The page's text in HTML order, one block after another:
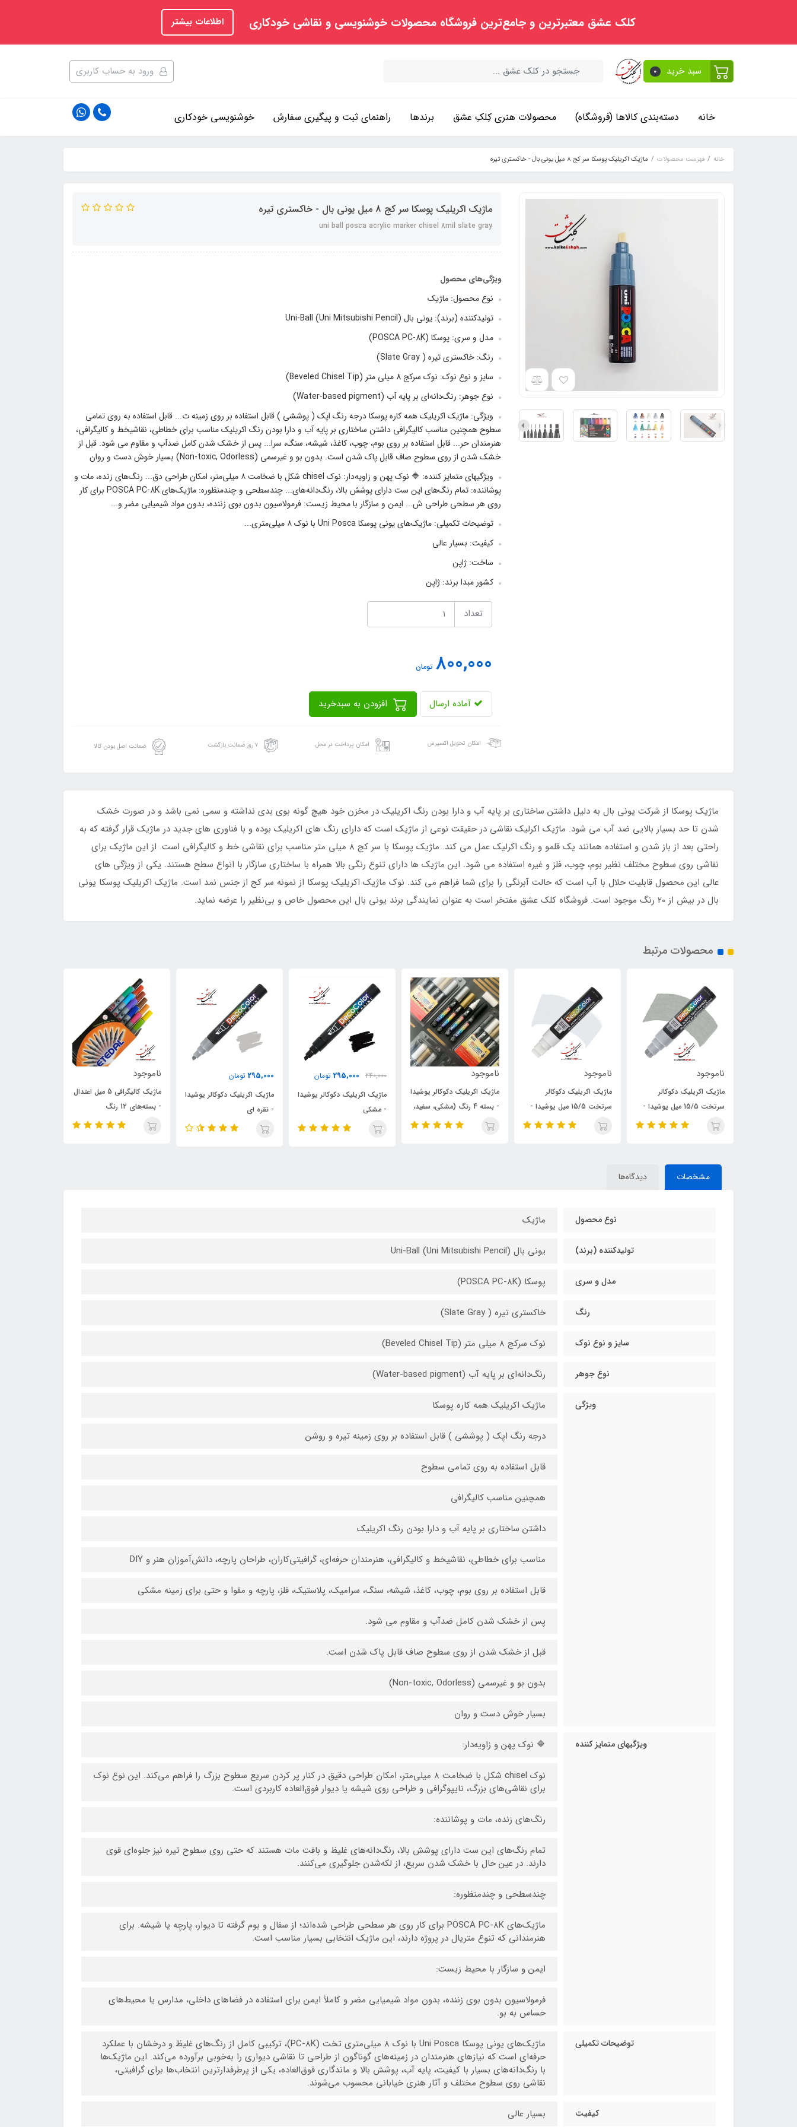
کلک عشق معتبرترین و جامع‌ترین فروشگاه محصولات خوشنویسی و نقاشی خودکاری اطلاعات بیشتر
سبد خرید 0 ورود به حساب کاربری
خانه دسته‌بندی کالاها (فروشگاه) محصولات هنری کِلکِ عشق برندها راهنمای ثبت و پیگیری سفارش خوشنویسی خودکاری
خانه فهرست محصولات ماژیک اکریلیک پوسکا سر کج 8 میل یونی بال - خاکستری تیره
ماژیک اکریلیک پوسکا سر کج 8 میل یونی بال - خاکستری تیره
uni ball posca acrylic marker chisel 8mil slate gray
ویژگی‌های محصول
نوع محصول: ماژیک
تولیدکننده (برند): یونی بال (Uni-Ball (Uni Mitsubishi Pencil
مدل و سری: پوسکا (POSCA PC-8K)
رنگ: خاکستری تیره ( Slate Gray)
سایز و نوع نوک: نوک سرکج 8 میلی متر (Beveled Chisel Tip)
نوع جوهر: رنگ‌دانه‌ای بر پایه آب (Water-based pigment)
ویژگی: ماژیک اکریلیک همه کاره پوسکا درجه رنگ اپک ( پوششی ) قابل استفاده بر روی زمینه ت... قابل استفاده به روی تمامی
سطوح همچنین مناسب کالیگرافی داشتن ساختاری بر پایه آب و دارا بودن رنگ اکریلیک مناسب برای خطاطی، نقاشیخط و کالیگرافی،
هنرمندان حر... قابل استفاده بر روی بوم، چوب، کاغذ، شیشه، سنگ، سرا... پس از خشک شدن کامل ضدآب و مقاوم می شود. قبل از
خشک شدن از روی سطوح صاف قابل پاک شدن است. بدون بو و غیرسمی (Non-toxic, Odorless) بسیار خوش دست و روان
ویژگیهای متمایز کننده: 🔷 نوک پهن و زاویه‌دار: نوک chisel شکل با ضخامت ۸ میلی‌متر، امکان طراحی دق... رنگ‌های زنده، مات و
پوشاننده: تمام رنگ‌های این ست دارای پوشش بالا، رنگ‌دانه‌های... چندسطحی و چندمنظوره: ماژیک‌های POSCA PC-8K برای کار
روی هر سطحی طراحی ش... ایمن و سازگار با محیط زیست: فرمولاسیون بدون بوی زننده، بدون مواد شیمیایی مضر و...
توضیحات تکمیلی: ماژیک‌های یونی پوسکا Uni Posca با نوک ۸ میلی‌متری...
کیفیت: بسیار عالی
ساخت: ژاپن
کشور مبدا برند: ژاپن
تعداد
800,000 تومان
آماده ارسال
امکان تحویل اکسپرس امکان پرداخت در محل ۷ روز ضمانت بازگشت ضمانت اصل بودن کالا
ماژیک پوسکا از شرکت یونی بال به دلیل داشتن ساختاری بر پایه آب و دارا بودن رنگ اکریلیک در مخزن خود هیچ گونه بوی بدی نداشته و سمی نمی باشد و در صورت خشک
شدن تا حد بسیار بالایی ضد آب می شود. ماژیک اکرلیک نقاشی در حقیقت نوعی از ماژیک است که دارای رنگ های اکریلیک بوده و با فناوری های جدید در ماژیک قرار گرفته که به
راحتی بعد از باز شدن و استفاده همانند یک قلمو و رنگ اکرلیک عمل می کند. ماژیک پوسکا با سر کج 8 میلی متر مناسب برای نقاشی خط و کالیگرافی است. از این ماژیک برای
نقاشی روی سطوح مختلف نظیر بوم، چوب، فلز و غیره استفاده می شود. این ماژیک ها دارای تنوع رنگی بالا همراه با ساختاری سازگار با انواع سطح هستند. یکی از ویژگی های
عالی این محصول قابلیت حلال با آب است که حالت آبرنگی را برای شما فراهم می کند. نوک ماژیک اکریلیک پوسکا از نمونه سر کج از جنس نمد است. ماژیک اکریلیک پوسکا یونی
بال در بیش از 20 رنگ موجود است. فروشگاه کلک عشق مفتخر است به عنوان نمایندگی برند یونی بال این محصول خاص و بی‌نظیر را عرضه نماید.
محصولات مرتبط
ناموجود
ماژیک اکریلیک دکوکالر
سرتخت 15/5 میل یوشیدا -
سفید
ناموجود
ماژیک اکریلیک دکوکالر یوشیدا
- بسته 4 رنگ (مشکی، سفید،
نقره ای و طلایی)
240,000
295,000
ماژیک اکریلیک دکوکالر یوشیدا
- مشکی
295,000
تومان
ماژیک اکریلیک دکوکالر یوشیدا
- نقره ای
ناموجود
ماژیک کالیگرافی 5 میل اعتدال
- بسته‌های 12 رنگ
1,500,000
ماژیک کالیگرافی اعتدال 600 -
بسته‌های 12 رنگ
مشخصات دیدگاه‌ها
نوع محصول ماژیک
تولیدکننده (برند) یونی بال (Uni-Ball (Uni Mitsubishi Pencil
مدل و سری پوسکا (POSCA PC-8K)
رنگ خاکستری تیره ( Slate Gray)
سایز و نوع نوک نوک سرکج 8 میلی متر (Beveled Chisel Tip)
نوع جوهر رنگ‌دانه‌ای بر پایه آب (Water-based pigment)
ویژگی ماژیک اکریلیک همه کاره پوسکا
درجه رنگ اپک ( پوششی ) قابل استفاده بر روی زمینه تیره و روشن
قابل استفاده به روی تمامی سطوح
همچنین مناسب کالیگرافی
داشتن ساختاری بر پایه آب و دارا بودن رنگ اکریلیک
مناسب برای خطاطی، نقاشیخط و کالیگرافی، هنرمندان حرفه‌ای، گرافیتی‌کاران، طراحان پارچه، دانش‌آموزان هنر و DIY
قابل استفاده بر روی بوم، چوب، کاغذ، شیشه، سنگ، سرامیک، پلاستیک، فلز، پارچه و مقوا و حتی برای زمینه مشکی
پس از خشک شدن کامل ضدآب و مقاوم می شود.
قبل از خشک شدن از روی سطوح صاف قابل پاک شدن است.
بدون بو و غیرسمی (Non-toxic, Odorless)
بسیار خوش دست و روان
ویژگیهای متمایز کننده 🔷 نوک پهن و زاویه‌دار:
نوک chisel شکل با ضخامت ۸ میلی‌متر، امکان طراحی دقیق در کنار پر کردن سریع سطوح بزرگ را فراهم می‌کند. این نوع نوک
برای نقاشی‌های بزرگ، تایپوگرافی و طراحی روی شیشه یا دیوار فوق‌العاده کاربردی است.
رنگ‌های زنده، مات و پوشاننده:
تمام رنگ‌های این ست دارای پوشش بالا، رنگ‌دانه‌های غلیظ و بافت مات هستند که حتی روی سطوح تیره نیز جلوه‌ای قوی
دارند. در عین حال با خشک شدن سریع، از لکه‌شدن جلوگیری می‌کنند.
چندسطحی و چندمنظوره:
ماژیک‌های POSCA PC-8K برای کار روی هر سطحی طراحی شده‌اند؛ از سفال و بوم گرفته تا دیوار، پارچه یا شیشه. برای
هنرمندانی که تنوع متریال در پروژه دارند، این ماژیک انتخابی بسیار مناسب است.
ایمن و سازگار با محیط زیست:
فرمولاسیون بدون بوی زننده، بدون مواد شیمیایی مضر و کاملاً ایمن برای استفاده در فضاهای داخلی، مدارس یا محیط‌های
حساس به بو.
توضیحات تکمیلی
ماژیک‌های یونی پوسکا Uni Posca با نوک ۸ میلی‌متری تخت (PC-8K)، ترکیبی کامل از رنگ‌های غلیظ و درخشان با عملکرد
حرفه‌ای است که نیازهای هنرمندان در زمینه‌های گوناگون از طراحی تا نقاشی دیواری را به‌خوبی برآورده می‌کند. این ماژیک‌ها
با رنگ‌دانه‌های بسیار با کیفیت، پایه آب، پوشش بالا و ماندگاری فوق‌العاده، یکی از پرطرفدارترین انتخاب‌ها برای گرافیتی،
نقاشی روی سطوح مختلف و آثار هنری خیابانی محسوب می‌شوند.
کیفیت بسیار عالی